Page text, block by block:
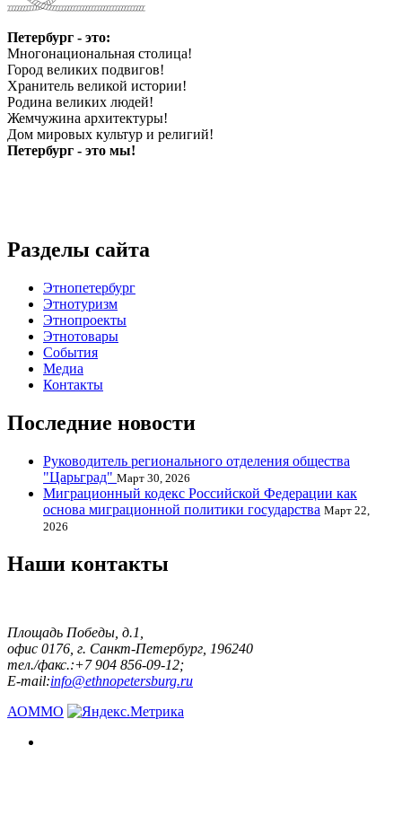
Петербург - это:
Многонациональная столица!
Город великих подвигов!
Хранитель великой истории!
Родина великих людей!
Жемчужина архитектуры!
Дом мировых культур и религий!
Петербург - это мы!
Разделы сайта
Этнопетербург
Этнотуризм
Этнопроекты
Этнотовары
События
Медиа
Контакты
Последние новости
Руководитель регионального отделения общества
"Царьград" Март 30, 2026
Миграционный кодекс Российской Федерации как
основа миграционной политики государства Март 22,
2026
Наши контакты
Площадь Победы, д.1,
офис 0176, г. Санкт-Петербург, 196240
тел./факс.:+7 904 856-09-12;
E-mail:info@ethnopetersburg.ru
АОММО